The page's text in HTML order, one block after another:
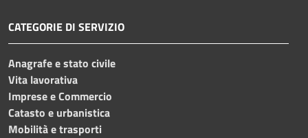
CATEGORIE DI SERVIZIO
Anagrafe e stato civile
Vita lavorativa
Imprese e Commercio
Catasto e urbanistica
Mobilità e trasporti